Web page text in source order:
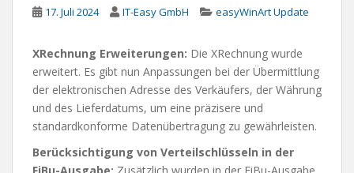
17. Juli 2024 IT-Easy GmbH easyWinArt Update
XRechnung Erweiterungen: Die XRechnung wurde
erweitert. Es gibt nun Anpassungen bei der Übermittlung
der elektronischen Adresse des Verkäufers, der Währung
und des Lieferdatums, um eine präzisere und
standardkonforme Datenübertragung zu gewährleisten.
Berücksichtigung von Verteilschlüsseln in der
FiBu-Ausgabe: Zusätzlich wurden in der FiBu-Ausgabe